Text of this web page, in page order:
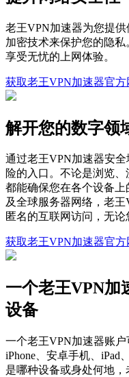
老王VPN加速器为您提
加密技术来保护您的隐
享受无忧的上网体验。
获取老王VPN加速器官方
解开您的数字领
通过老王VPN加速器安
险的入口。不论是浏览
都能确保您在各个设备
及全球服务器网络，老
匿名的互联网访问，无论
获取老王VPN加速器官方
一个老王VPN加
设备
一个老王VPN加速器账
iPhone、安卓手机、iPad
是哪种设备或身处何地